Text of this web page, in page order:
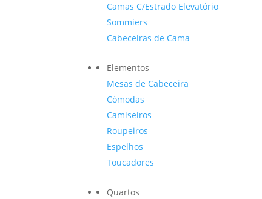
Camas C/Estrado Elevatório
Sommiers
Cabeceiras de Cama
Elementos
Mesas de Cabeceira
Cómodas
Camiseiros
Roupeiros
Espelhos
Toucadores
Quartos